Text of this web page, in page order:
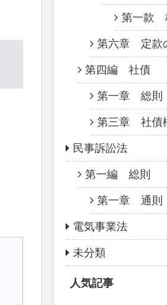
第一款
第六章 定款
第四編 社債
第一章 総則
第三章 社債
民事訴訟法
第一編 総則
第一章 通則
電気事業法
未分類
人気記事